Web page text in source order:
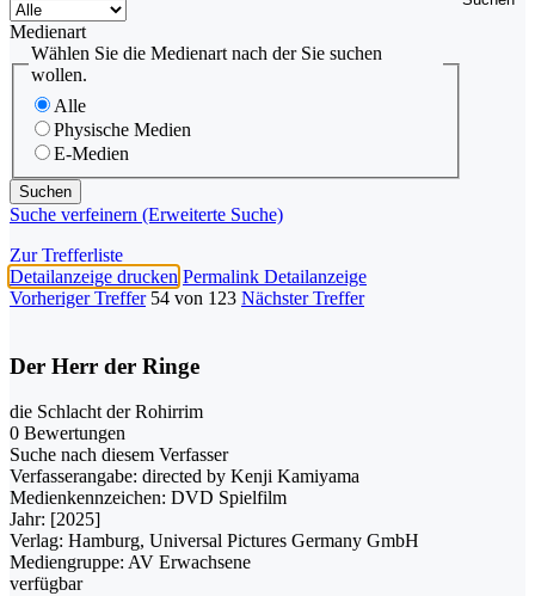
Medienart
Wählen Sie die Medienart nach der Sie suchen
wollen.
Alle
Physische Medien
E-Medien
Suche verfeinern (Erweiterte Suche)
Zur Trefferliste
Detailanzeige drucken Permalink Detailanzeige
Vorheriger Treffer 54 von 123 Nächster Treffer
Der Herr der Ringe
die Schlacht der Rohirrim
0 Bewertungen
Suche nach diesem Verfasser
Verfasserangabe: directed by Kenji Kamiyama
Medienkennzeichen: DVD Spielfilm
Jahr: [2025]
Verlag: Hamburg, Universal Pictures Germany GmbH
Mediengruppe: AV Erwachsene
verfügbar